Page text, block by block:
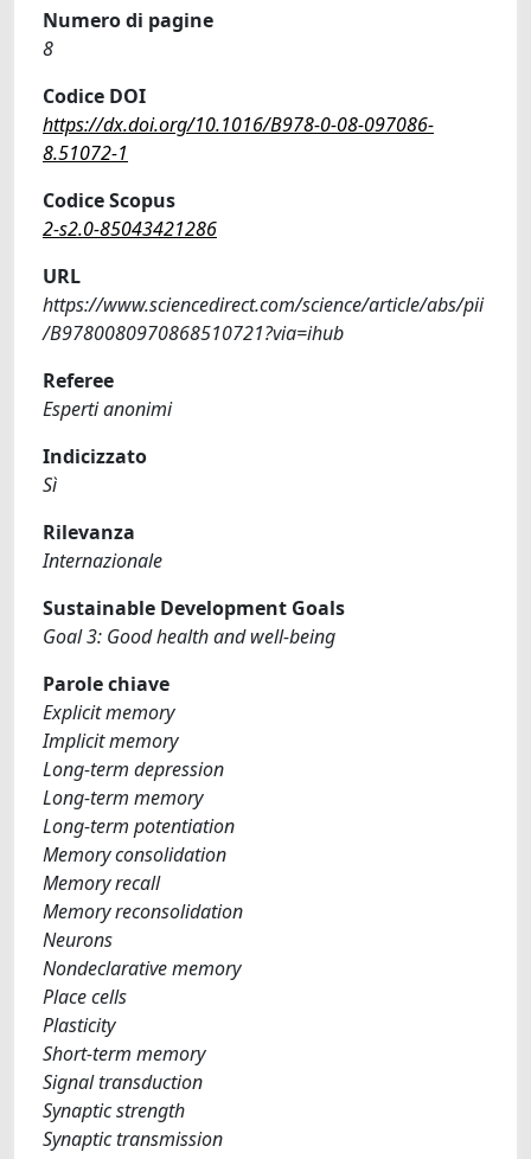
Numero di pagine
8
Codice DOI
https://dx.doi.org/10.1016/B978-0-08-097086-
8.51072-1
Codice Scopus
2-s2.0-85043421286
URL
https://www.sciencedirect.com/science/article/abs/pii
/B9780080970868510721?via=ihub
Referee
Esperti anonimi
Indicizzato
Sì
Rilevanza
Internazionale
Sustainable Development Goals
Goal 3: Good health and well-being
Parole chiave
Explicit memory
Implicit memory
Long-term depression
Long-term memory
Long-term potentiation
Memory consolidation
Memory recall
Memory reconsolidation
Neurons
Nondeclarative memory
Place cells
Plasticity
Short-term memory
Signal transduction
Synaptic strength
Synaptic transmission